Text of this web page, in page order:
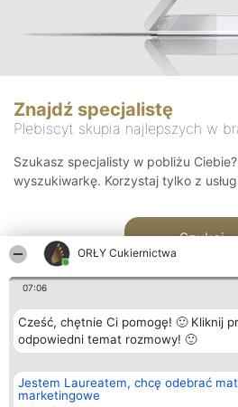
ORŁY Cukiernictwa
07:06
Cześć, chętnie Ci pomogę! 🙂 Kliknij
odpowiedni temat rozmowy! 🙂
Jestem Laureatem, chcę odebrać
marketingowe
Znajdź specjalistę
Plebiscyt skupia najlepszych w
Szukasz specjalisty w pobliżu
wyszukiwarkę. Korzystaj tylko z
Szukaj
Organizator plebiscytu
Bright Side Solutions sp. z o.
o. sp. k.
Plebiscyt
Laureaci